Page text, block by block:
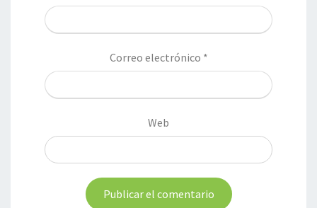
Correo electrónico *
Web